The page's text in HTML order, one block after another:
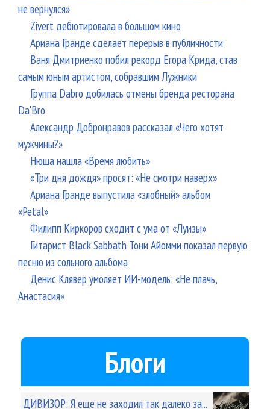
не вернулся»
Zivert дебютировала в большом кино
Ариана Гранде сделает перерыв в публичности
Ваня Дмитриенко побил рекорд Егора Крида, став
самым юным артистом, собравшим Лужники
Группа Dabro добилась отмены бренда ресторана
Da'Bro
Александр Добронравов рассказал «Чего хотят
мужчины?»
Нюша нашла «Время любить»
«Три дня дождя» просят: «Не смотри наверх»
Ариана Гранде выпустила «злобный» альбом
«Petal»
Филипп Киркоров сходит с ума от «Луизы»
Гитарист Black Sabbath Тони Айомми показал первую
песню из сольного альбома
Денис Клявер умоляет ИИ-модель: «Не плачь,
Анастасия»
Блоги
ДИВИЗОР: Я еще не заходил так далеко за...